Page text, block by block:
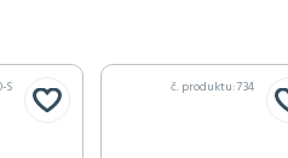
S č. produktu: 734